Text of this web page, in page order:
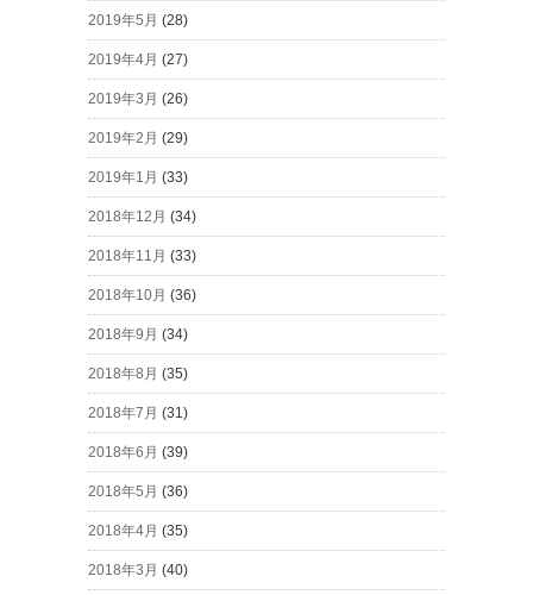
2019年5月 (28)
2019年4月 (27)
2019年3月 (26)
2019年2月 (29)
2019年1月 (33)
2018年12月 (34)
2018年11月 (33)
2018年10月 (36)
2018年9月 (34)
2018年8月 (35)
2018年7月 (31)
2018年6月 (39)
2018年5月 (36)
2018年4月 (35)
2018年3月 (40)